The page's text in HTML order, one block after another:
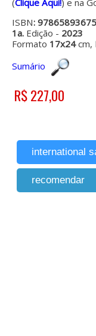
(Clique Aqui!) e na
ISBN:
1a. Edição - 2023
Formato 17x24cm,
Sumário
R$ 227,00